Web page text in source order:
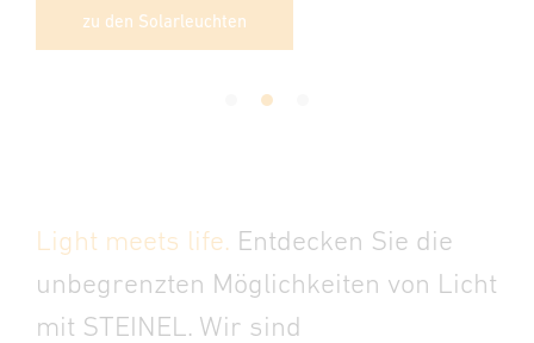
zu den Solarleuchten
Light meets life. Entdecken Sie die
unbegrenzten Möglichkeiten von Licht
mit STEINEL. Wir sind